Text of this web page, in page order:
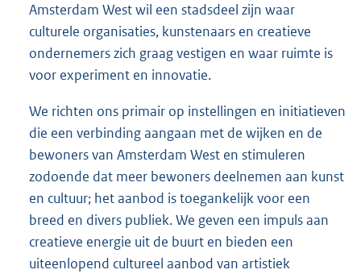
Amsterdam West wil een stadsdeel zijn waar
culturele organisaties, kunstenaars en creatieve
ondernemers zich graag vestigen en waar ruimte is
voor experiment en innovatie.
We richten ons primair op instellingen en initiatieven
die een verbinding aangaan met de wijken en de
bewoners van Amsterdam West en stimuleren
zodoende dat meer bewoners deelnemen aan kunst
en cultuur; het aanbod is toegankelijk voor een
breed en divers publiek. We geven een impuls aan
creatieve energie uit de buurt en bieden een
uiteenlopend cultureel aanbod van artistiek